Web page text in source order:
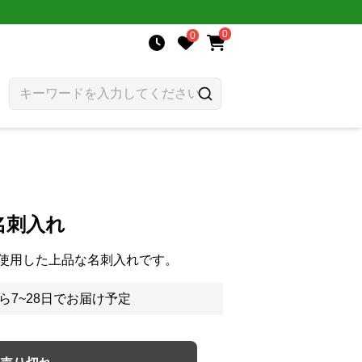
0 0
刺入れ
用した上品な名刺入れです。
7~28日でお届け予定